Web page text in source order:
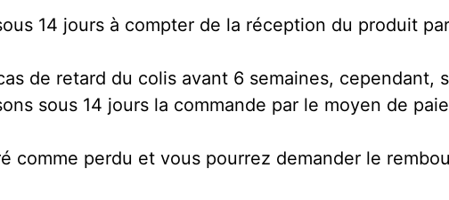
14 jours à compter de la réception du produit
de retard du colis avant 6 semaines, cependant,
sous 14 jours la commande par le moyen de
comme perdu et vous pourrez demander le